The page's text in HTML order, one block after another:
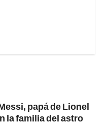
papá de Lionel
la familia del astro